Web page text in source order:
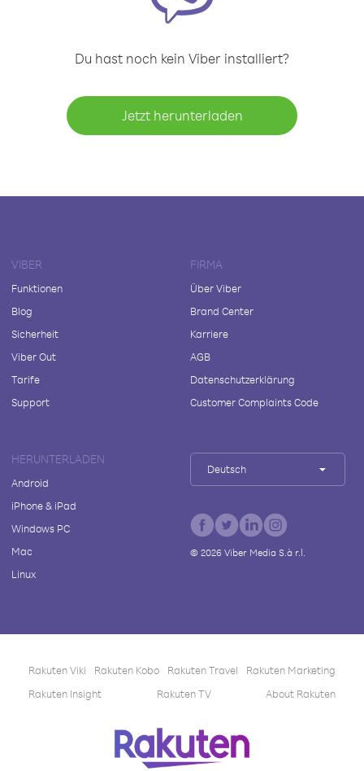
Du hast noch kein Viber installiert?
Jetzt herunterladen
VIBER
Funktionen
Blog
Sicherheit
Viber Out
Tarife
Support
FIRMA
Über Viber
Brand Center
Karriere
AGB
Datenschutzerklärung
Customer Complaints Code
HERUNTERLADEN
Android
iPhone & iPad
Windows PC
Mac
Linux
Deutsch
© 2026Viber Media S.à r.l.
Rakuten Viki Rakuten Kobo Rakuten Travel
Rakuten Marketing
Rakuten Insight
Rakuten TV About Rakuten